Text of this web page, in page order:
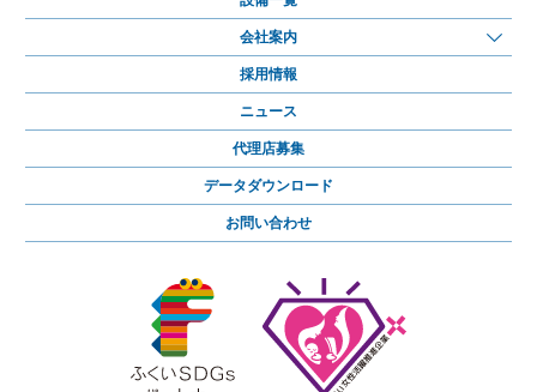
会社案内
採用情報
ニュース
代理店募集
データダウンロード
お問い合わせ